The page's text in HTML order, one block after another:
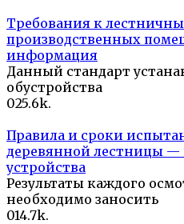
Требования к
производственных
информация
Данный стандарт
обустройства
025.6k.
Правила и сроки
деревянной лестницы —
устройства
Результаты каждого
необходимо заносить
014.7k.